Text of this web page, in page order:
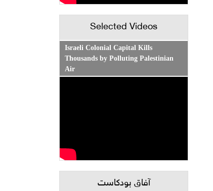
Selected Videos
Israeli Colonial Capital Kills
Thousands by Polluting Palestinian
Air
آفاق بودكاست